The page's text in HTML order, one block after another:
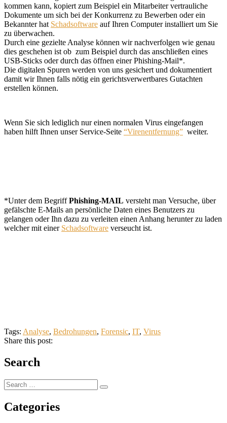
kommen kann, kopiert zum Beispiel ein Mitarbeiter vertrauliche
Dokumente um sich bei der Konkurrenz zu Bewerben oder ein
Bekannter hat Schadsoftware auf Ihren Computer installiert um Sie
zu überwachen.
Durch eine gezielte Analyse können wir nachverfolgen wie genau
dies geschehen ist ob zum Beispiel durch das anschließen eines
USB-Sticks oder durch das öffnen einer Phishing-Mail*.
Die digitalen Spuren werden von uns gesichert und dokumentiert
damit wir Ihnen falls nötig ein gerichtsverwertbares Gutachten
erstellen können.
Wenn Sie sich lediglich nur einen normalen Virus eingefangen
haben hilft Ihnen unser Service-Seite “Virenentfernung” weiter.
*Unter dem BegriffPhishing-MAIL versteht man Versuche, über
gefälschte E-Mails an persönliche Daten eines Benutzers zu
gelangen oder Ihn dazu zu verleiten einen Anhang herunter zu laden
welcher mit einer Schadsoftware verseucht ist.
Tags: Analyse, Bedrohungen, Forensic, IT, Virus
Share this post:
Search
Search
for:
Search
Categories